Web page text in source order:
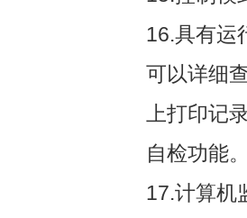
16.具有运
可以详细
上打印记
自检功能
17.计算机